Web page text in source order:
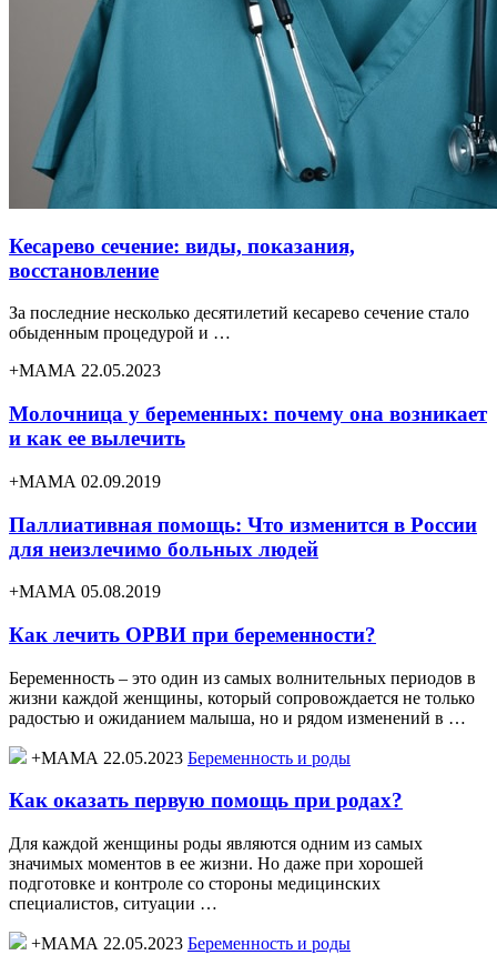
Кесарево сечение: виды, показания,
восстановление
За последние несколько десятилетий кесарево сечение стало
обыденным процедурой и …
+МАМА 22.05.2023
Молочница у беременных: почему она возникает
и как ее вылечить
+МАМА 02.09.2019
Паллиативная помощь: Что изменится в России
для неизлечимо больных людей
+МАМА 05.08.2019
Как лечить ОРВИ при беременности?
Беременность – это один из самых волнительных периодов в
жизни каждой женщины, который сопровождается не только
радостью и ожиданием малыша, но и рядом изменений в …
+МАМА 22.05.2023 Беременность и роды
Как оказать первую помощь при родах?
Для каждой женщины роды являются одним из самых
значимых моментов в ее жизни. Но даже при хорошей
подготовке и контроле со стороны медицинских
специалистов, ситуации …
+МАМА 22.05.2023 Беременность и роды